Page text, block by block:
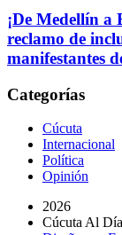
¡De Medellín a
reclamo de
manifestantes
Categorías
Cúcuta
Internacional
Política
Opinión
2026
Cúcuta Al